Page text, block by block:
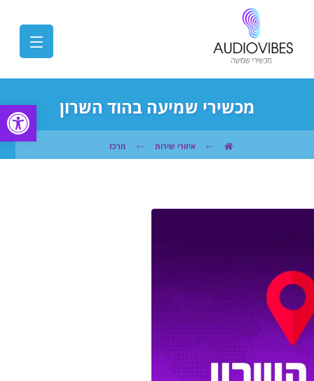
מכשירי שמיעה בהוד השרון
איזורי שירות מרכז